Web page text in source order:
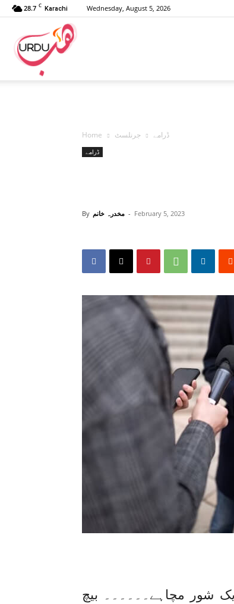
28.7 C Karachi Wednesday, August 5, 2026
Home ڈرامے جرنلسٹ
ڈرامے
By مخدرہ خانم - February 5, 2023
شور مچاہے۔۔۔۔۔۔ بیچ